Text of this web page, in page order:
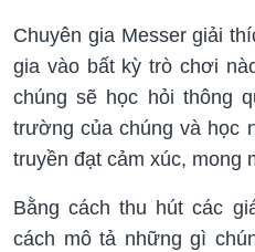
Chuyên gia Messer giải
gia vào bất kỳ trò chơi
chúng sẽ học hỏi thông
trường của chúng và học
truyền đạt cảm xúc, mong
Bằng cách thu hút các
cách mô tả những gì